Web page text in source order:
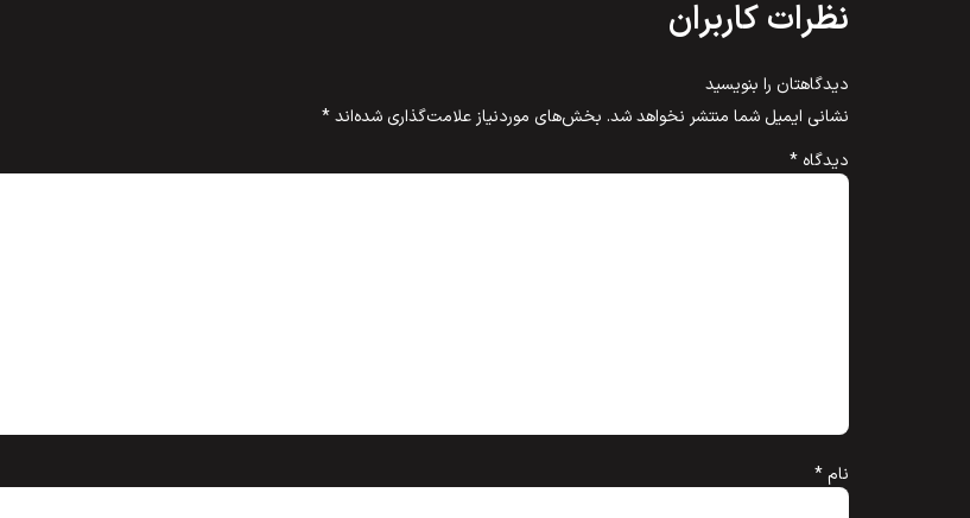
نظرات کاربران
دیدگاهتان را بنویسید
نشانی ایمیل شما منتشر نخواهد شد. بخش‌های موردنیاز علامت‌گذاری شده‌اند*
دیدگاه *
نام*